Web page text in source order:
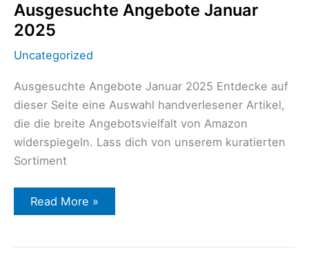
Ausgesuchte Angebote Januar
2025
Uncategorized
Ausgesuchte Angebote Januar 2025 Entdecke auf
dieser Seite eine Auswahl handverlesener Artikel,
die die breite Angebotsvielfalt von Amazon
widerspiegeln. Lass dich von unserem kuratierten
Sortiment
Ausgesuchte
Angebote
Januar
2025
Read More »